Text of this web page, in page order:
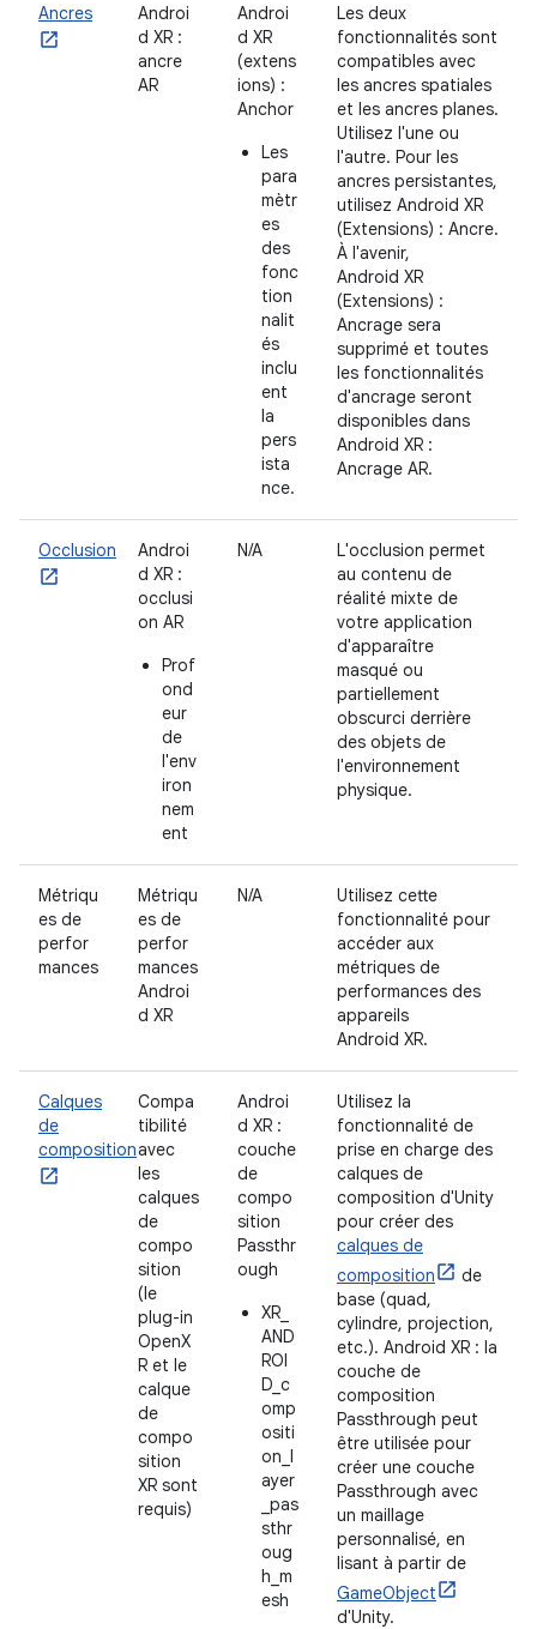
Ancres
Androi
d XR :
ancre
AR
Androi
d XR
(extens
ions) :
Anchor
Les
para
mètr
es
des
fonc
tion
nalit
és
inclu
ent
la
pers
ista
nce.
Les deux
fonctionnalités sont
compatibles avec
les ancres spatiales
et les ancres planes.
Utilisez l'une ou
l'autre. Pour les
ancres persistantes,
utilisez Android XR
(Extensions) : Ancre.
À l'avenir,
Android XR
(Extensions) :
Ancrage sera
supprimé et toutes
les fonctionnalités
d'ancrage seront
disponibles dans
Android XR :
Ancrage AR.
Occlusion
Androi
d XR :
occlusi
on AR
Prof
ond
eur
de
l'env
iron
nem
ent
N/A
L'occlusion permet
au contenu de
réalité mixte de
votre application
d'apparaître
masqué ou
partiellement
obscurci derrière
des objets de
l'environnement
physique.
Métriqu
es de
perfor
mances
Métriqu
es de
perfor
mances
Androi
d XR
N/A
Utilisez cette
fonctionnalité pour
accéder aux
métriques de
performances des
appareils
Android XR.
Calques
de
composition
Compa
tibilité
avec
les
calques
de
compo
sition
(le
plug-in
OpenX
R et le
calque
de
compo
sition
XR sont
requis)
Androi
d XR :
couche
de
compo
sition
Passthr
ough
XR_
AND
ROI
D_c
omp
ositi
on_l
ayer
_pas
sthr
oug
h_m
esh
Utilisez la
fonctionnalité de
prise en charge des
calques de
composition d'Unity
pour créer des
calques de
composition
de
base (quad,
cylindre, projection,
etc.). Android XR : la
couche de
composition
Passthrough peut
être utilisée pour
créer une couche
Passthrough avec
un maillage
personnalisé, en
lisant à partir de
GameObject
d'Unity.